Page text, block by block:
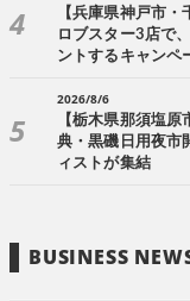
【兵庫県神戸市
ロブスター3店で
ントするキャンペ
2026/8/6
【栃木県那須塩
典・黒磯日用夜市
ィストが集結
BUSINESS